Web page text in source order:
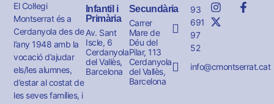
El Col·legi
Montserrat és a
Cerdanyola des de
l’any 1948 amb la
vocació d’ajudar
els/les alumnes,
d’estar al costat de
les seves famílies, i
Infantil i
Primària
Av. Sant
Iscle, 6
Cerdanyola
del Vallès,
Barcelona
Secundària
Carrer
Mare de
Déu del
Pilar, 113
Cerdanyola
del Vallès,
Barcelona
93
691
97
52
info@cmontserrat.cat